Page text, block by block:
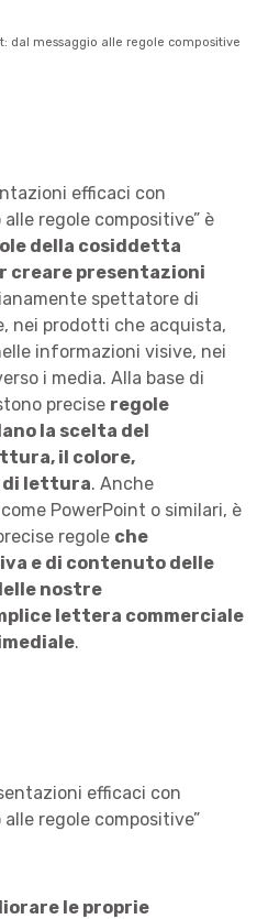
dal messaggio alle regole compositive
efficaci con
regole compositive” è
della cosiddetta
creare presentazioni
spettatore di
nei prodotti che acquista,
informazioni visive, nei
i media. Alla base di
precise regole
la scelta del
il colore,
di lettura. Anche
PowerPoint o similari, è
regole che
e di contenuto delle
nostre
lettera commerciale
.
efficaci con
regole compositive”
le proprie